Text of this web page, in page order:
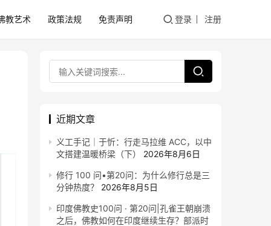
教艺术 政策法规 免责声明 登录 注册
近期文章
义工手记｜于忻：行走马拉维 ACC，以中
文搭建温暖桥梁（下）
2026年8月6日
修行 100 问•第20问：为什么修行总是三
分钟热度？
2026年8月5日
印度佛教史100问 · 第20问|孔雀王朝崩溃
之后，佛教如何在印度继续生存？部派时